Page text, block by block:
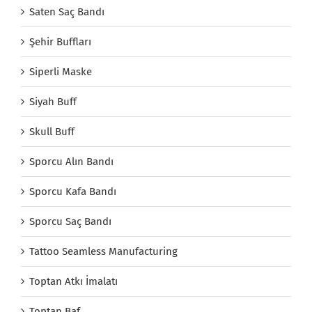
Saten Saç Bandı
Şehir Buffları
Siperli Maske
Siyah Buff
Skull Buff
Sporcu Alın Bandı
Sporcu Kafa Bandı
Sporcu Saç Bandı
Tattoo Seamless Manufacturing
Toptan Atkı İmalatı